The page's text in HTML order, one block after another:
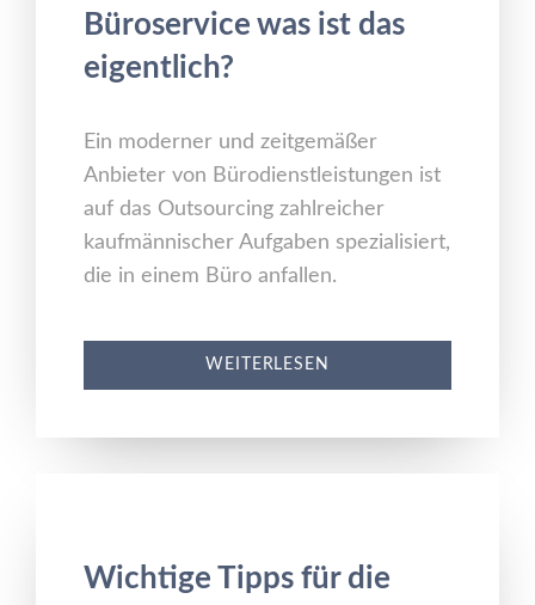
Büroservice was ist das
eigentlich?
Ein moderner und zeitgemäßer
Anbieter von Bürodienstleistungen ist
auf das Outsourcing zahlreicher
kaufmännischer Aufgaben spezialisiert,
die in einem Büro anfallen.
WEITERLESEN
Wichtige Tipps für die